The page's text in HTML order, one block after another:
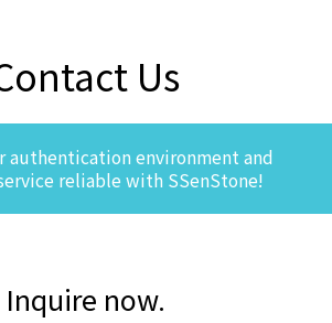
Us
authentication environment and
reliable with SSenStone!
Inquire now.